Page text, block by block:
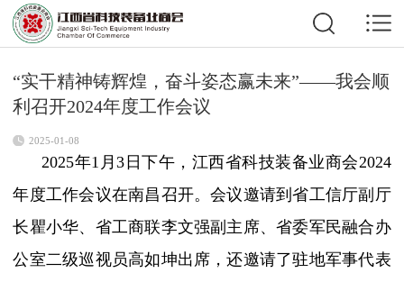
“实干精神铸辉煌，奋斗姿态赢未来”——我会顺
利召开2024年度工作会议
2025-01-08
2025年1月3日下午，江西省科技装备业商会2024
年度工作会议在南昌召开。会议邀请到省工信厅副厅
长瞿小华、省工商联李文强副主席、省委军民融合办
公室二级巡视员高如坤出席，还邀请了驻地军事代表